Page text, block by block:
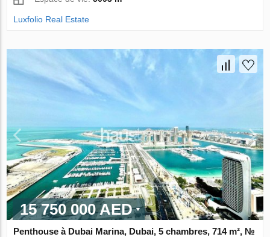
Luxfolio Real Estate
15 750 000 AED
Penthouse à Dubai Marina, Dubai, 5 chambres, 714 m², №